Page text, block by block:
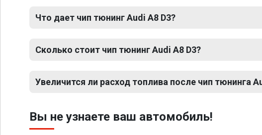
Что дает чип тюнинг Audi A8 D3?
Сколько стоит чип тюнинг Audi A8 D3?
Увеличится ли расход топлива после чип тюнинга
Вы не узнаете ваш автомобиль!